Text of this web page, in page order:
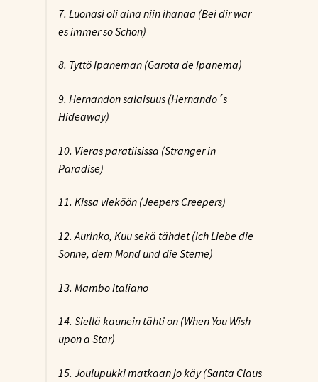
7. Luonasi oli aina niin ihanaa (Bei dir war
es immer so Schön)
8. Tyttö Ipaneman (Garota de Ipanema)
9. Hernandon salaisuus (Hernando´s
Hideaway)
10. Vieras paratiisissa (Stranger in
Paradise)
11. Kissa vieköön (Jeepers Creepers)
12. Aurinko, Kuu sekä tähdet (Ich Liebe die
Sonne, dem Mond und die Sterne)
13. Mambo Italiano
14. Siellä kaunein tähti on (When You Wish
upon a Star)
15. Joulupukki matkaan jo käy (Santa Claus